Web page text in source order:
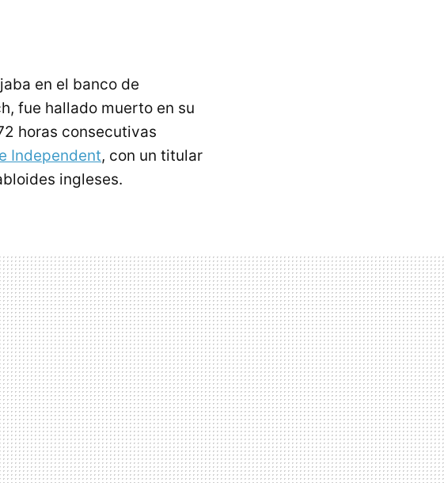
en el banco de
fue hallado muerto en su
horas consecutivas
Independent, con un titular
ingleses.